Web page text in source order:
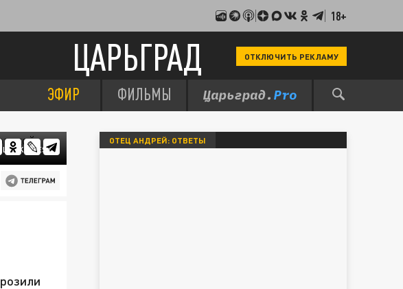
18+
ЦАРЬГРАД ОТКЛЮЧИТЬ РЕКЛАМУ
ЭФИР ФИЛЬМЫ
LOOK PRESS
ОТЕЦ АНДРЕЙ: ОТВЕТЫ